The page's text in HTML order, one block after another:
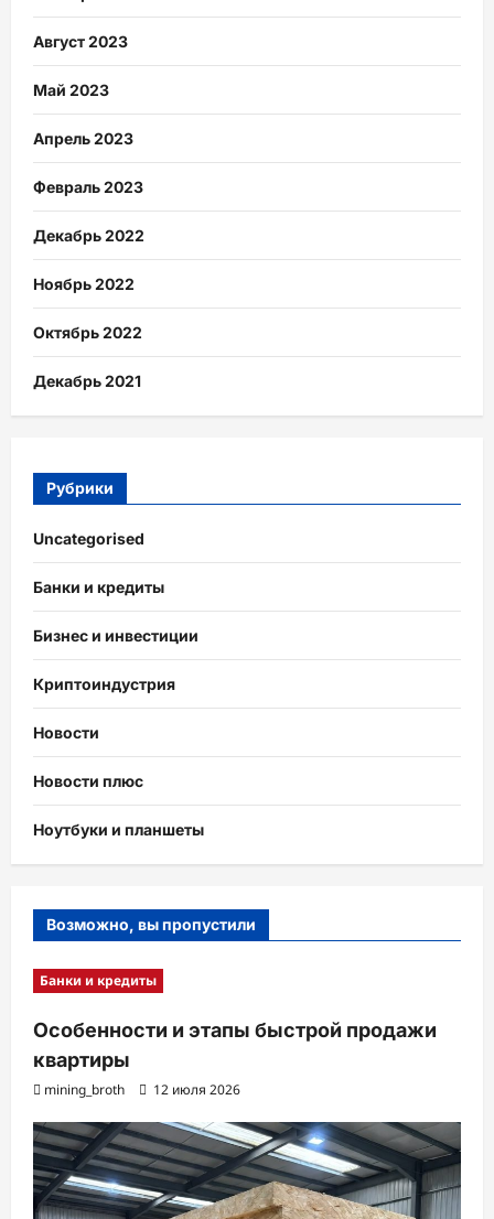
Август 2023
Май 2023
Апрель 2023
Февраль 2023
Декабрь 2022
Ноябрь 2022
Октябрь 2022
Декабрь 2021
Рубрики
Uncategorised
Банки и кредиты
Бизнес и инвестиции
Криптоиндустрия
Новости
Новости плюс
Ноутбуки и планшеты
Возможно, вы пропустили
Банки и кредиты
Особенности и этапы быстрой продажи
квартиры
mining_broth 12 июля 2026